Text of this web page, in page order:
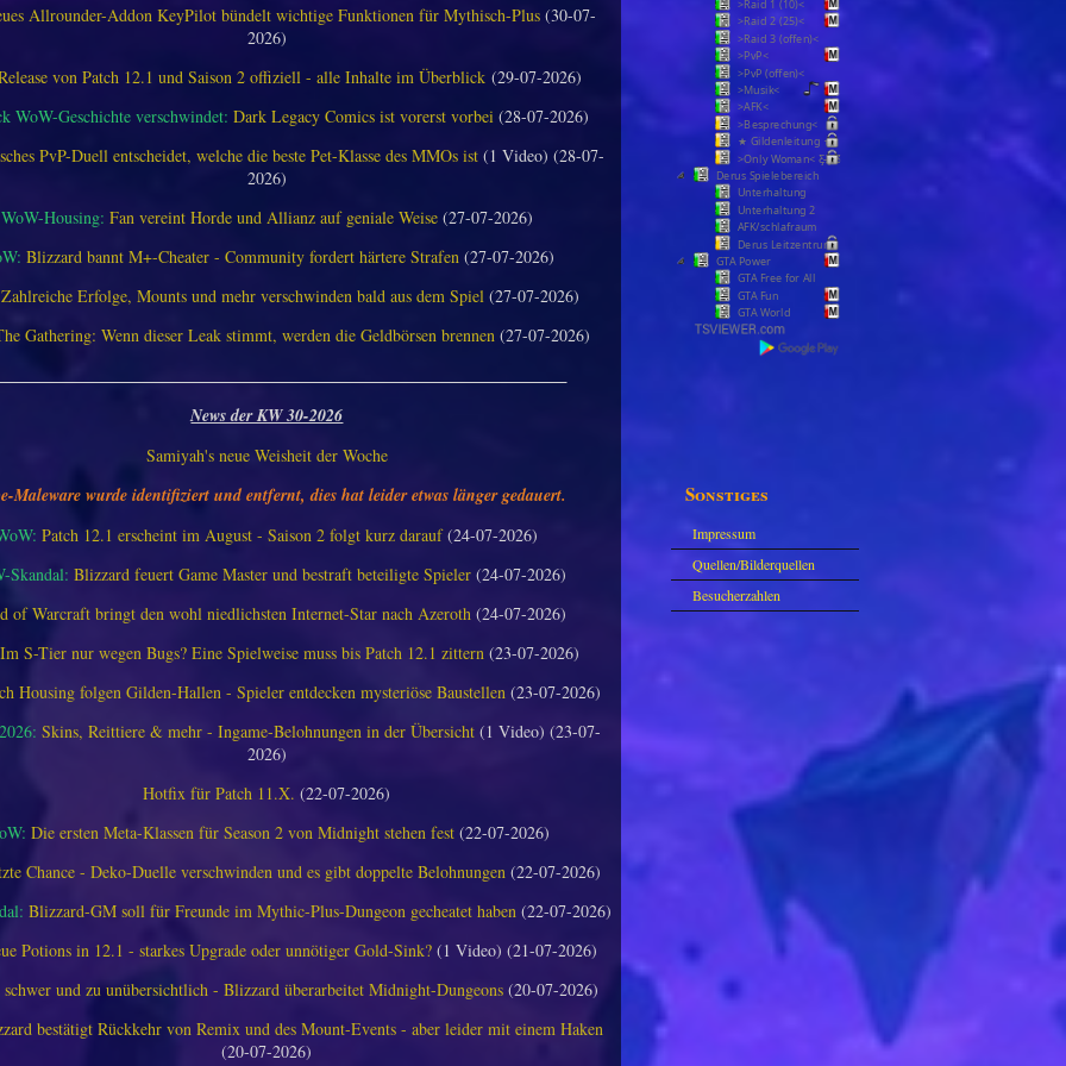
>Raid 1 (10)<
>Raid 2 (25)<
>Raid 3 (offen)<
>PvP<
>PvP (offen)<
>Musik<
>AFK<
>Besprechung<
★ Gildenleitung ★
>Only Woman< Ƹ̵̡Ӝ̵̨̄Ʒ
Derus Spielebereich
Unterhaltung
Unterhaltung 2
AFK/schlafraum
Derus Leitzentrum
GTA Power
GTA Free for All
GTA Fun
GTA World
Sonstiges
Impressum
Quellen/Bilderquellen
Besucherzahlen
Allrounder-Addon KeyPilot bündelt wichtige Funktionen für Mythisch-Plus (30-07-
2026)
von Patch 12.1 und Saison 2 offiziell - alle Inhalte im Überblick (29-07-2026)
WoW-Geschichte verschwindet: Dark Legacy Comics ist vorerst vorbei (28-07-2026)
PvP-Duell entscheidet, welche die beste Pet-Klasse des MMOs ist(1 Video) (28-07-
2026)
WoW-Housing: Fan vereint Horde und Allianz auf geniale Weise(27-07-2026)
Blizzard bannt M+-Cheater - Community fordert härtere Strafen (27-07-2026)
Zahlreiche Erfolge, Mounts und mehr verschwinden bald aus dem Spiel (27-07-2026)
Gathering: Wenn dieser Leak stimmt, werden die Geldbörsen brennen (27-07-2026)
News der KW 30-2026
Samiyah's neue Weisheit der Woche
Maleware wurde identifiziert und entfernt, dies hat leider etwas länger gedauert.
Patch 12.1 erscheint im August - Saison 2 folgt kurz darauf(24-07-2026)
Skandal: Blizzard feuert Game Master und bestraft beteiligte Spieler(24-07-2026)
of Warcraft bringt den wohl niedlichsten Internet-Star nach Azeroth (24-07-2026)
Im S-Tier nur wegen Bugs? Eine Spielweise muss bis Patch 12.1 zittern (23-07-2026)
Housing folgen Gilden-Hallen - Spieler entdecken mysteriöse Baustellen (23-07-2026)
Skins, Reittiere & mehr - Ingame-Belohnungen in der Übersicht (1 Video) (23-07-
2026)
Hotfix für Patch 11.X. (22-07-2026)
Die ersten Meta-Klassen für Season 2 von Midnight stehen fest(22-07-2026)
Chance - Deko-Duelle verschwinden und es gibt doppelte Belohnungen (22-07-2026)
Blizzard-GM soll für Freunde im Mythic-Plus-Dungeon gecheatet haben (22-07-2026)
Potions in 12.1 - starkes Upgrade oder unnötiger Gold-Sink? (1 Video) (21-07-2026)
und zu unübersichtlich - Blizzard überarbeitet Midnight-Dungeons (20-07-2026)
bestätigt Rückkehr von Remix und des Mount-Events - aber leider mit einem Haken
(20-07-2026)